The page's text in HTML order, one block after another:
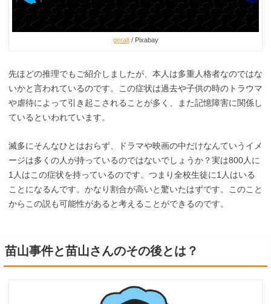
geralt/ Pixabay
先ほどの推理でもご紹介しましたが、本人は多重人格者なのではな
いかと言われているのです。この症状は過去や子供の時のトラウマ
や虐待によって引き起こされることが多く、また記憶障害に関係し
ているといわれています。
滅多にそんなひとはおらず、ドラマや映画の中だけなんていうイメ
ージは多くの人が持っているのではないでしょうか？実は800人に
1人はこの症状を持っているのです。つまり全校生徒に1人はいる
ことになるんです。かなり割合が高いと驚いたはずです。このこと
からこの説も可能性があると考えることができるのです。
苗山事件と苗山さんのその後とは？